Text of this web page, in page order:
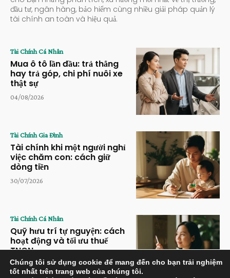
đầu tư, ngân hàng, bảo hiểm cùng nhiều giải pháp quản lý
tài chính an toàn và hiệu quả.
Tài Chính Cá Nhân
Mua ô tô lần đầu: trả thẳng
hay trả góp, chi phí nuôi xe
thật sự
04/08/2026
Tài Chính Gia Đình
Tài chính khi một người nghỉ
việc chăm con: cách giữ
dòng tiền
30/07/2026
Tài Chính Cá Nhân
Quỹ hưu trí tự nguyện: cách
hoạt động và tối ưu thuế
TNCN
28/07/2026
Chúng tôi sử dụng cookie để mang đến cho bạn trải nghiệm
tốt nhất trên trang web của chúng tôi.